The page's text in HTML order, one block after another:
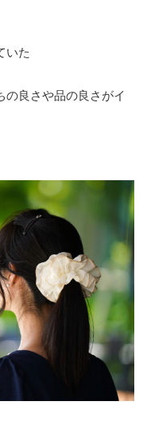
いた
の良さや品の良さがイ